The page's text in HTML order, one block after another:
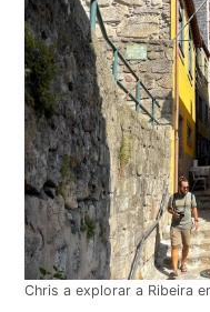
Chris a explorar a Ribeira